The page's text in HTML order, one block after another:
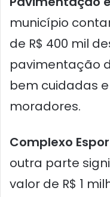
município
de R$ 400 mil
pavimentação
bem cuidadas
moradores.
Complexo
outra parte
valor de R$ 1